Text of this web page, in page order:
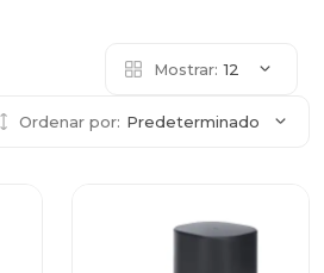
Mostrar: 12
Ordenar por: Predeterminado